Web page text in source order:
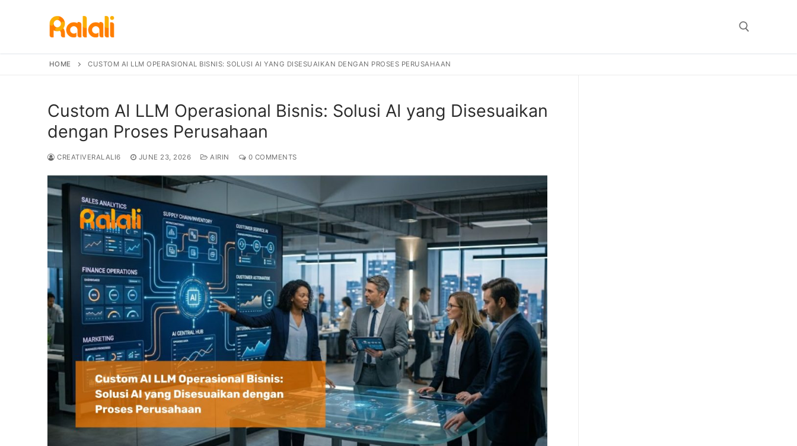
HOME CUSTOM AI LLM OPERASIONAL BISNIS: SOLUSI AI YANG DISESUAIKAN DENGAN PROSES PERUSAHAAN
Custom AI LLM Operasional Bisnis: Solusi AI yang Disesuaikan
dengan Proses Perusahaan
CREATIVERALALI6 JUNE 23, 2026 AIRIN 0 COMMENTS